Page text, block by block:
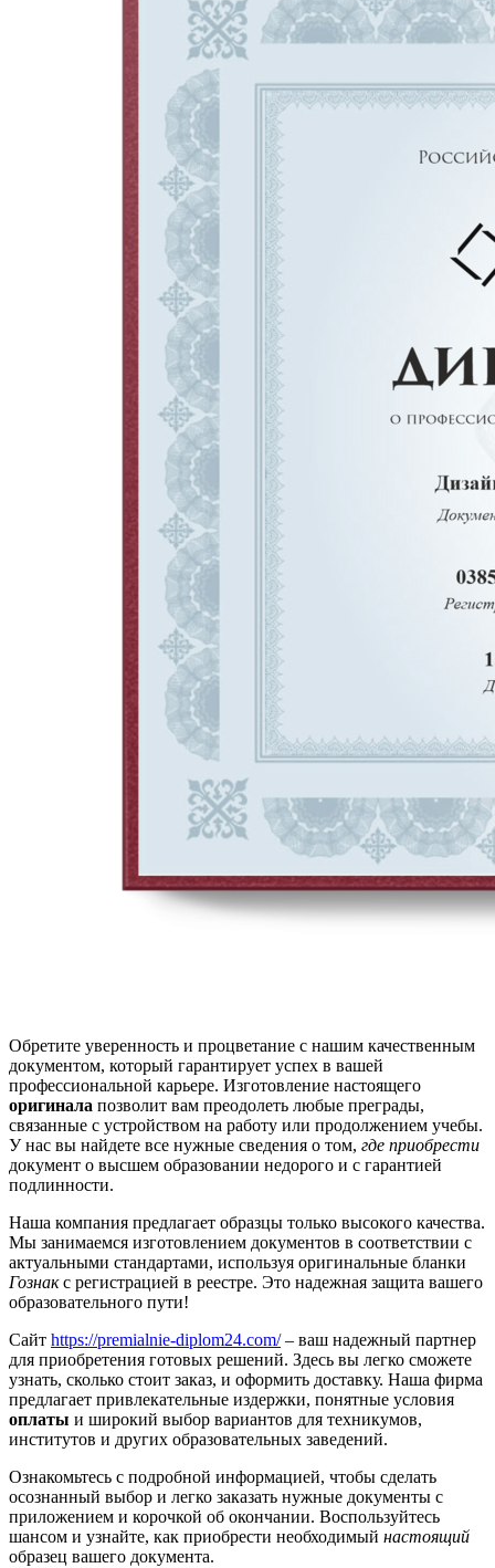
Обретите уверенность и процветание с нашим качественным
документом, который гарантирует успех в вашей
профессиональной карьере. Изготовление настоящего
оригинала позволит вам преодолеть любые преграды,
связанные с устройством на работу или продолжением учебы.
У нас вы найдете все нужные сведения о том, где приобрести
документ о высшем образовании недорого и с гарантией
подлинности.
Наша компания предлагает образцы только высокого качества.
Мы занимаемся изготовлением документов в соответствии с
актуальными стандартами, используя оригинальные бланки
Гознакс регистрацией в реестре. Это надежная защита вашего
образовательного пути!
Сайт https://premialnie-diplom24.com/– ваш надежный партнер
для приобретения готовых решений. Здесь вы легко сможете
узнать, сколько стоит заказ, и оформить доставку. Наша фирма
предлагает привлекательные издержки, понятные условия
оплаты и широкий выбор вариантов для техникумов,
институтов и других образовательных заведений.
Ознакомьтесь с подробной информацией, чтобы сделать
осознанный выбор и легко заказать нужные документы с
приложением и корочкой об окончании. Воспользуйтесь
шансом и узнайте, как приобрести необходимый настоящий
образец вашего документа.